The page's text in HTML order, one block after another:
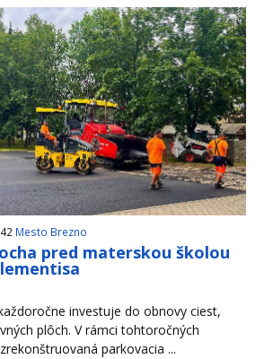
Mesto Brezno
pred materskou školou
investuje do obnovy ciest,
plôch. V rámci tohtoročných
parkovacia ...